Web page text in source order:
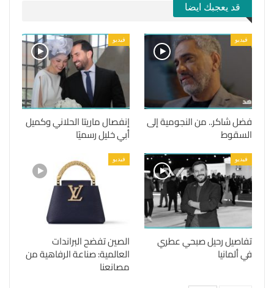
قد يعجبك ايضا
فيديو
فضل شاكر.. من النجومية إلى
السقوط
فيديو
إنفصال ماريتا الحلاني وكميل
أبي خليل رسميًا
فيديو
تفاصيل رحيل صبحي عطري
في ألمانيا
فيديو
الصين تفضح البراندات
العالمية: صناعة الرفاهية من
مصانعنا